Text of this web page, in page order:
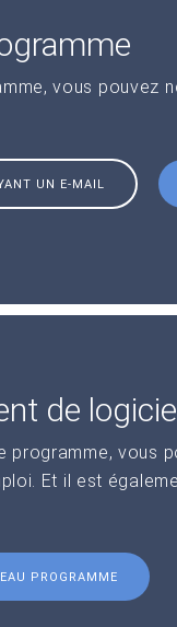
vous pouvez
UN E-MAIL
de
programme, vous
Et il est
PROGRAMME